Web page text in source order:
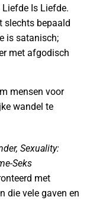
Is Liefde.
slechts bepaald
is satanisch;
met afgodisch
mensen voor
wandel te
Sexuality:
Seks
met
die vele gaven en